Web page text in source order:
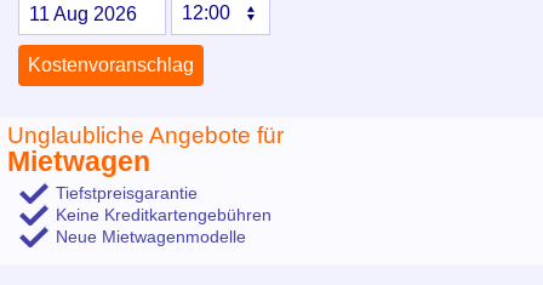
11Aug2026
Unglaubliche Angebote für
Mietwagen
Tiefstpreisgarantie
Keine Kreditkartengebühren
Neue Mietwagenmodelle